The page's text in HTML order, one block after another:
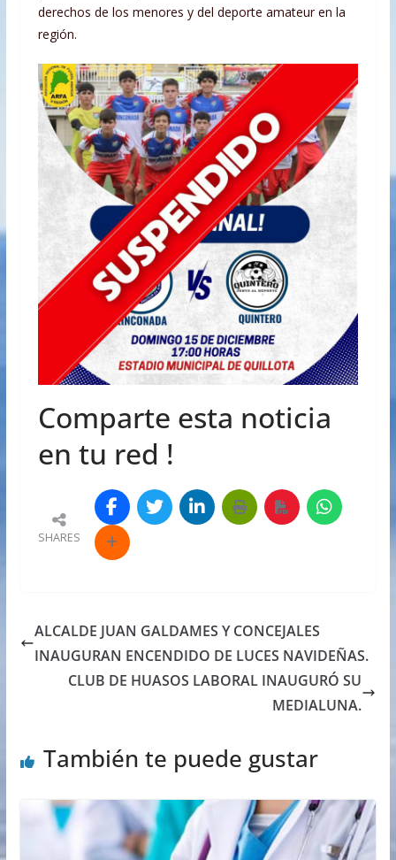
derechos de los menores y del deporte amateur en la
región.
Comparte esta noticia
en tu red !
SHARES
ALCALDE JUAN GALDAMES Y CONCEJALES
INAUGURAN ENCENDIDO DE LUCES NAVIDEÑAS.
CLUB DE HUASOS LABORAL INAUGURÓ SU
MEDIALUNA.
También te puede gustar